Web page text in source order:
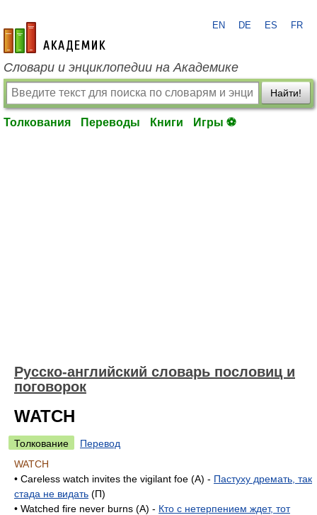
academic.ru
EN DE ES FR
Словари и энциклопедии на Академике
Найти!
Толкования Переводы Книги Игры ⚽
Русско-английский словарь пословиц и
поговорок
WATCH
Толкование
Перевод
WATCH
• Careless watch invites the vigilant foe (A) - Пастуху дремать, так
стада не видать (П)
• Watched fire never burns (A) - Кто с нетерпением ждет, тот